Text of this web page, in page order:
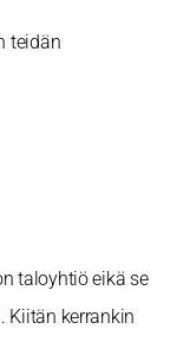
teidän
taloyhtiö eikä se
Kiitän kerrankin